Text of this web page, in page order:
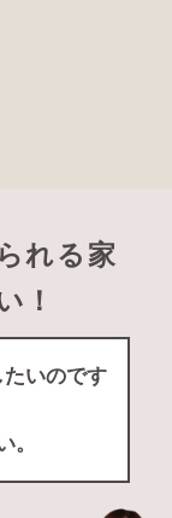
れる家
！
たいのです
。